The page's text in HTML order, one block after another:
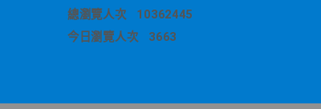
總瀏覽人次
10362445
今日瀏覽人次
3663